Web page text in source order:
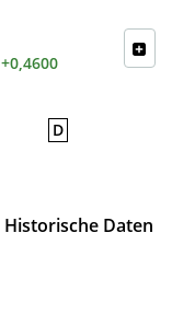
+0,4600
D
Historische Daten